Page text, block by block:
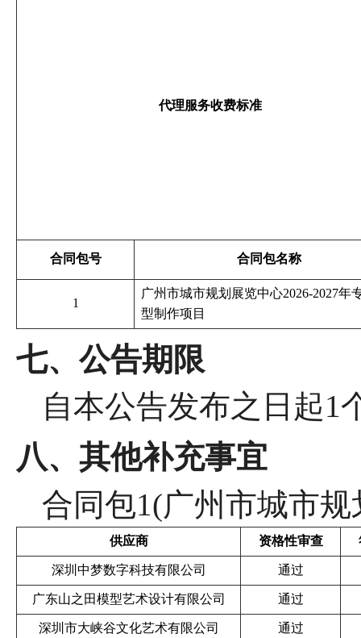
代理服务收费标准
合同包号 合同包名称
1
广州市城市规划展览中心2026-2027年
型制作项目
七、公告期限
自本公告发布之日起1
八、其他补充事宜
合同包1(广州市城市
供应商 资格性审查
深圳中梦数字科技有限公司 通过
广东山之田模型艺术设计有限公司 通过
深圳市大峡谷文化艺术有限公司 通过